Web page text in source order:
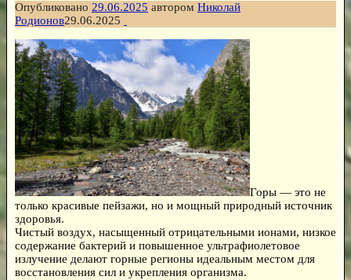
Опубликовано 29.06.2025 автором Николай
Родионов29.06.2025
Горы — это не
только красивые пейзажи, но и мощный природный источник
здоровья.
Чистый воздух, насыщенный отрицательными ионами, низкое
содержание бактерий и повышенное ультрафиолетовое
излучение делают горные регионы идеальным местом для
восстановления сил и укрепления организма.